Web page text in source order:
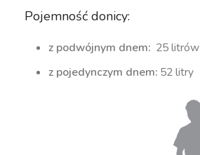
Pojemność donicy:
z podwójnym dnem: 25 litrów
z pojedynczym dnem: 52 litry